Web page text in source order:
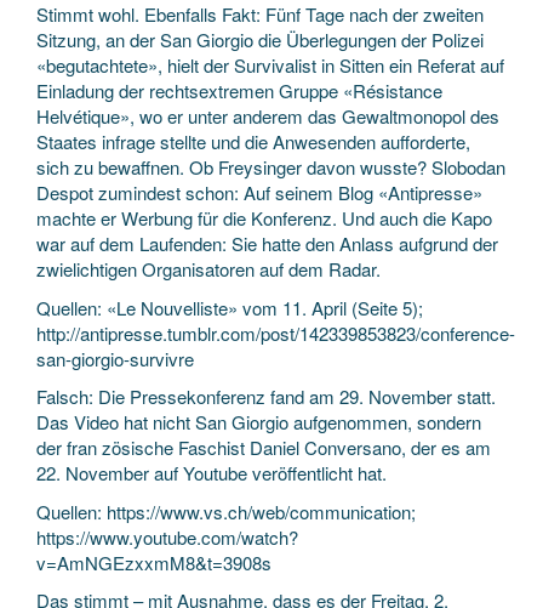
Stimmt wohl. Ebenfalls Fakt: Fünf Tage nach der zweiten
Sitzung, an der San Giorgio die Überlegungen der Polizei
«begutachtete», hielt der Survivalist in Sitten ein Referat auf
Einladung der rechtsextremen Gruppe «Résistance
Helvétique», wo er unter anderem das Gewaltmonopol des
Staates infrage stellte und die Anwesenden aufforderte,
sich zu bewaffnen. Ob Freysinger davon wusste? Slobodan
Despot zumindest schon: Auf seinem Blog «Antipresse»
machte er Werbung für die Konferenz. Und auch die Kapo
war auf dem Laufenden: Sie hatte den Anlass aufgrund der
zwielichtigen Organisatoren auf dem Radar.
Quellen: «Le Nouvelliste» vom 11. April (Seite 5);
http://antipresse.tumblr.com/post/142339853823/conference-
san-giorgio-survivre
Falsch: Die Pressekonferenz fand am 29. November statt.
Das Video hat nicht San Giorgio aufgenommen, sondern
der fran zösische Faschist Daniel Conversano, der es am
22. November auf Youtube veröffentlicht hat.
Quellen: https://www.vs.ch/web/communication;
https://www.youtube.com/watch?
v=AmNGEzxxmM8&t=3908s
Das stimmt – mit Ausnahme, dass es der Freitag, 2.